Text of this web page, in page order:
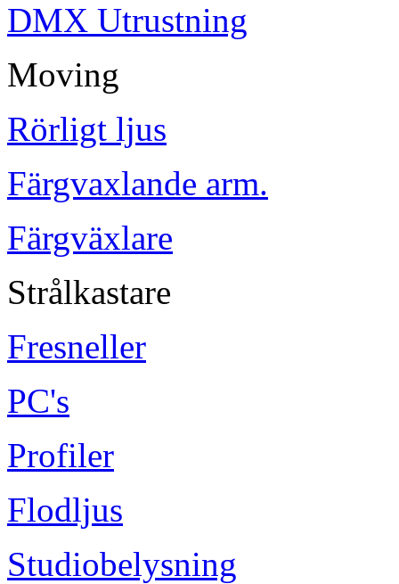
DMX Utrustning
Moving
Rörligt ljus
Färgvaxlande arm.
Färgväxlare
Strålkastare
Fresneller
PC's
Profiler
Flodljus
Studiobelysning